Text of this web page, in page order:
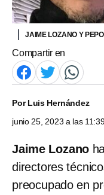
JAIME LOZANO Y
Compartir en
PorLuis Hernández
junio 25, 2023 a las
Jaime Lozano
directores
preocupado en